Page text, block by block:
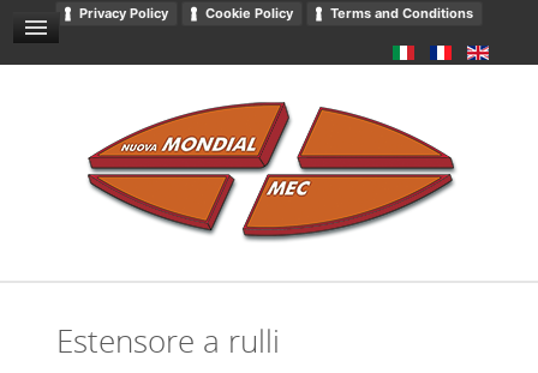
Privacy Policy Cookie Policy Terms and Conditions
CONDITIONS GÉNÉRALES DE VENTE
NOUVELLES ET ÉVÉNEMENTS
CONTACTS
DOWNLOADS
Estensore a rulli